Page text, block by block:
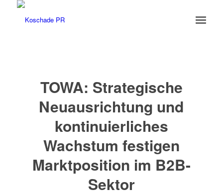
TOWA: Strategische
Neuausrichtung und
kontinuierliches
Wachstum festigen
Marktposition im B2B-
Sektor